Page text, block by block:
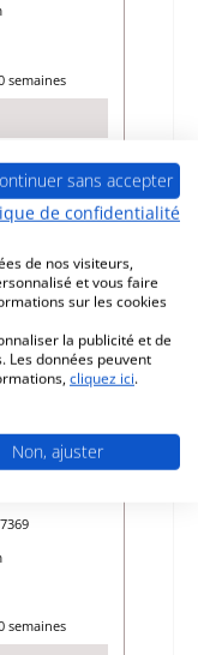
semaines
de sole
semaines
sans accepter
de confidentialité
de nos visiteurs,
et vous faire
sur les cookies
la publicité et de
Les données peuvent
cliquez ici.
Non, ajuster